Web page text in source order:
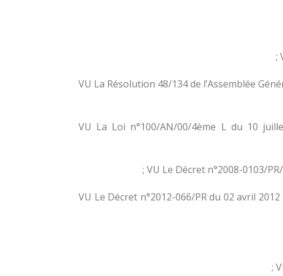
VU La Résolution 48/134 de l’Assemblée
VU La Loi n°100/AN/00/4ème L du 10
VU Le Décret n°2008-0103/
VU Le Décret n°2012-066/PR du 02 avril